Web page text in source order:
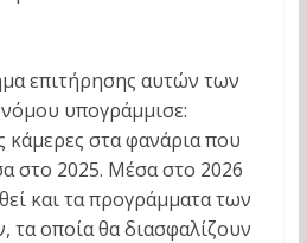
επιτήρησης αυτών των
υπογράμμισε:
κάμερες στα φανάρια που
στο 2025. Μέσα στο 2026
και τα προγράμματα των
οποία θα διασφαλίζουν